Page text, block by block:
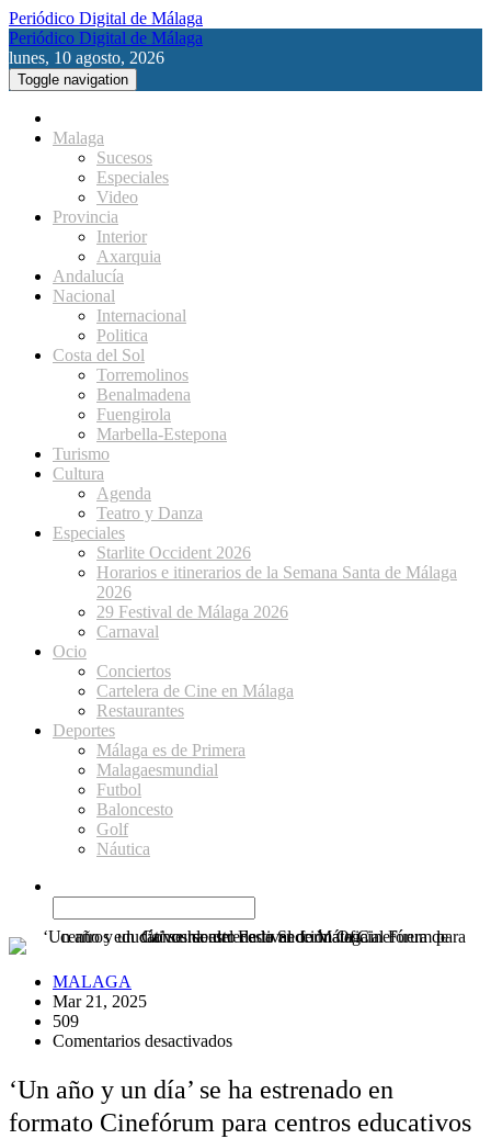
Periódico Digital de Málaga
Periódico Digital de Málaga
lunes, 10 agosto, 2026
Toggle navigation
Malaga
Sucesos
Especiales
Video
Provincia
Interior
Axarquia
Andalucía
Nacional
Internacional
Politica
Costa del Sol
Torremolinos
Benalmadena
Fuengirola
Marbella-Estepona
Turismo
Cultura
Agenda
Teatro y Danza
Especiales
Starlite Occident 2026
Horarios e itinerarios de la Semana Santa de Málaga
2026
29 Festival de Málaga 2026
Carnaval
Ocio
Conciertos
Cartelera de Cine en Málaga
Restaurantes
Deportes
Málaga es de Primera
Malagaesmundial
Futbol
Baloncesto
Golf
Náutica
MALAGA
Mar 21, 2025
509
Comentarios desactivadosen
año
y
un
‘Un año y un día’ se ha estrenado en
formato Cinefórum para centros educativos